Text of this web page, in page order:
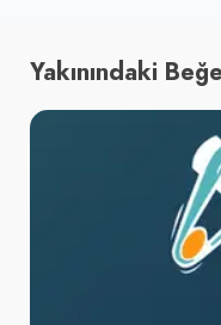
Yakınındaki